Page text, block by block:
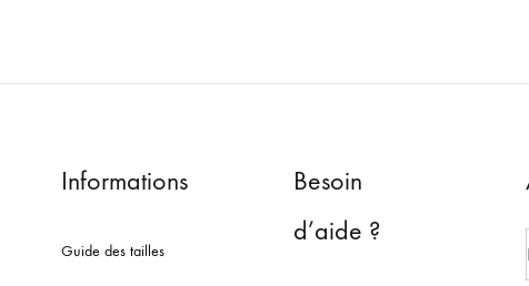
Informations
Guide des tailles
Besoin
d’aide ?